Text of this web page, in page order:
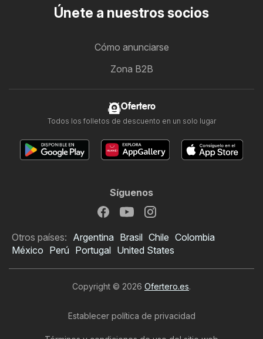
Únete a nuestros socios
Cómo anunciarse
Zona B2B
Ofertero
Todos los folletos de descuento en un solo lugar
Síguenos
Otros países: Argentina Brasil Chile Colombia
México Perú Portugal United States
Copyright © 2026 Ofertero.es.
Establecer política de privacidad